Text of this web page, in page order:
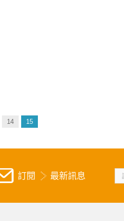
14 15
訂閱 最新訊息